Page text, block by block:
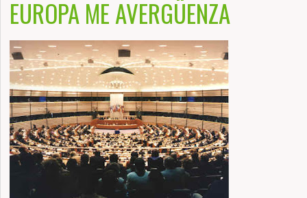
EUROPA ME AVERGÜENZA